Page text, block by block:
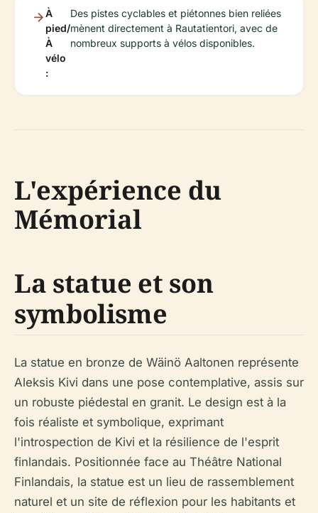
À
pied/
À
vélo
:
Des pistes cyclables et piétonnes bien reliées
mènent directement à Rautatientori, avec de
nombreux supports à vélos disponibles.
L'expérience du
Mémorial
La statue et son
symbolisme
La statue en bronze de Wäinö Aaltonen représente
Aleksis Kivi dans une pose contemplative, assis sur
un robuste piédestal en granit. Le design est à la
fois réaliste et symbolique, exprimant
l'introspection de Kivi et la résilience de l'esprit
finlandais. Positionnée face au Théâtre National
Finlandais, la statue est un lieu de rassemblement
naturel et un site de réflexion pour les habitants et